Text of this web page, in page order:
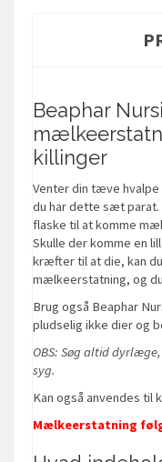
Beaphar
killinger
Venter din tæve
du har dette sæt
flaske til at komme
Skulle der komme en
kræfter til at die, kan
mælkeerstatning, og
Brug også Beaphar
pludselig ikke dier og
OBS: Søg altid
syg.
Kan også anvendes til
Mælkeerstatning